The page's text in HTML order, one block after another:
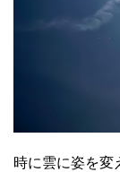
時に雲に姿を変